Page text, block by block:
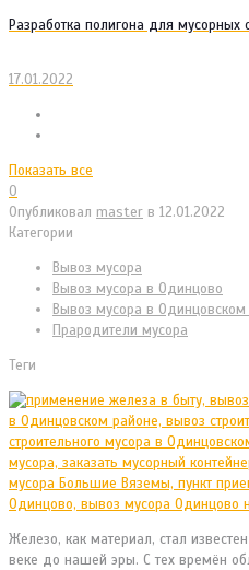
Разработка полигона для мусорных
17.01.2022
Показать все
0
Опубликовал master в 12.01.2022
Категории
Вывоз мусора
Вывоз мусора в Одинцово
Вывоз мусора в Одинцовском
Прародители мусора
Теги
Железо, как материал, стал
веке до нашей эры. С тех времён